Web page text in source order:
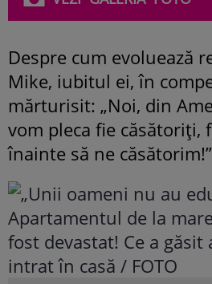
Despre cum evoluează
Mike, iubitul ei, în
mărturisit: „Noi, din
vom pleca fie căsătoriți,
înainte să ne